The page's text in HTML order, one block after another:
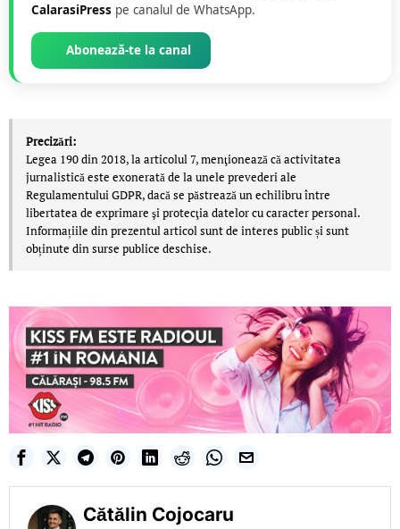
CalarasiPress pe canalul de WhatsApp.
Abonează-te la canal
Precizări:
Legea 190 din 2018, la articolul 7, menţionează că activitatea
jurnalistică este exonerată de la unele prevederi ale
Regulamentului GDPR, dacă se păstrează un echilibru între
libertatea de exprimare şi protecţia datelor cu caracter personal.
Informațiile din prezentul articol sunt de interes public și sunt
obținute din surse publice deschise.
Cătălin Cojocaru